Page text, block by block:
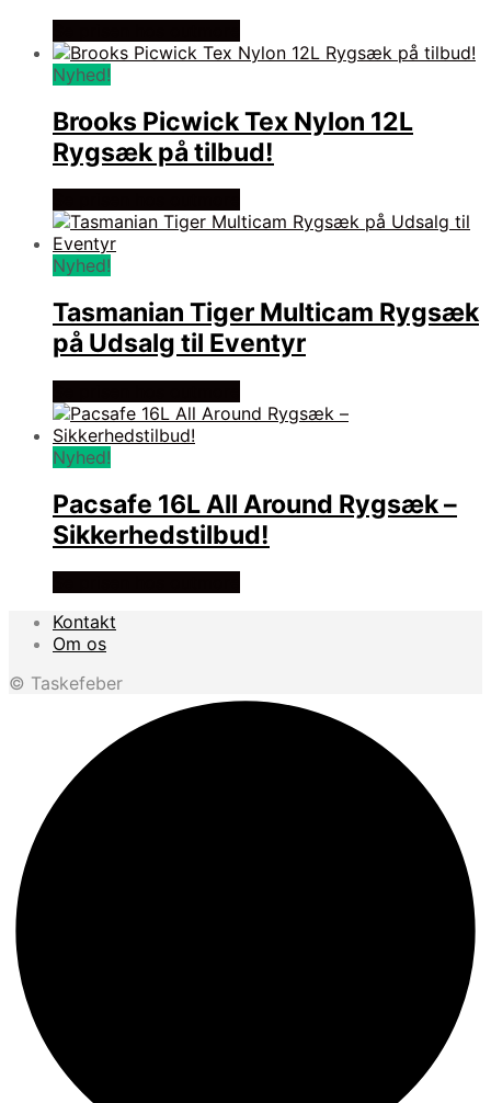
Nyhed!
Brooks Picwick Tex Nylon 12L
Rygsæk på tilbud!
Nyhed!
Tasmanian Tiger Multicam Rygsæk
på Udsalg til Eventyr
Nyhed!
Pacsafe 16L All Around Rygsæk –
Sikkerhedstilbud!
Kontakt
Om os
© Taskefeber